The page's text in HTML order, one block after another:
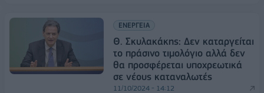
ΕΝΕΡΓΕΙΑ
Θ. Σκυλακάκης: Δεν καταργείται
το πράσινο τιμολόγιο αλλά δεν
θα προσφέρεται υποχρεωτικά
σε νέους καταναλωτές
11/10/2024 - 14:12